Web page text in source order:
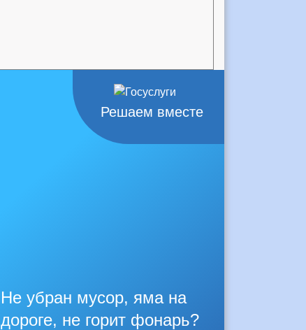
Решаем вместе
Не убран мусор, яма на
дороге, не горит фонарь?